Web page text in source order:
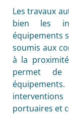
Les travaux
bien les
équipements
soumis aux
à la
permet de
portuaires et